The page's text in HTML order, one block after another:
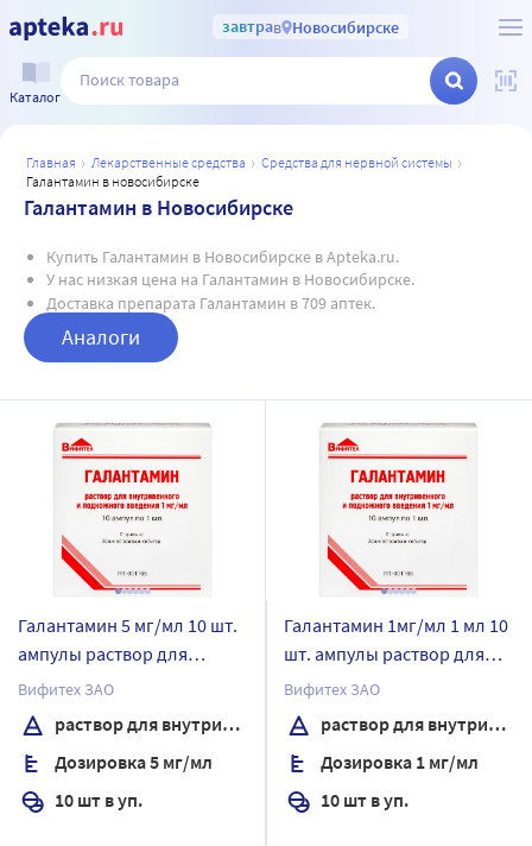
завтрав Новосибирске
Каталог
главная лекарственные средства
средства для нервной системы
галантамин в новосибирске
Галантамин в Новосибирске
Купить Галантамин в Новосибирске в Apteka.ru.
У нас низкая цена на Галантамин в Новосибирске.
Доставка препарата Галантамин в 709 аптек.
Аналоги
Галантамин 5 мг/мл 10 шт.
ампулы раствор для
внутривенного и
подкожного введения 1 мл
Вифитех ЗАО
раствор для внутривенного и подкожного введения
Дозировка 5 мг/мл
10 шт в уп.
Галантамин 1мг/мл 1 мл 10
шт. ампулы раствор для
внутривенного и
подкожного введения
Вифитех ЗАО
раствор для внутривенного и подкожного введения
Дозировка 1 мг/мл
10 шт в уп.